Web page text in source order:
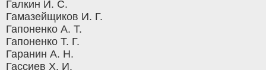
Галкин И. С.
Гамазейщиков И. Г.
Гапоненко А. Т.
Гапоненко Т. Г.
Гаранин А. Н.
Гассиев Х. И.